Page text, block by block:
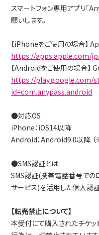
スマートフォン専用アプリ「
願いします。
【iPhoneをご使用の場合】
https://apps.apple.com/
【Androidをご使用の場合】
https://play.google.com/
id=com.anypass.android
●対応OS
iPhone：iOS14以降
Android：Android9.0以降 （
●SMS認証とは
SMS認証(携帯電話番号での
サービス)を活用した個人認
【転売禁止について】
本受付にて購入されたチケ